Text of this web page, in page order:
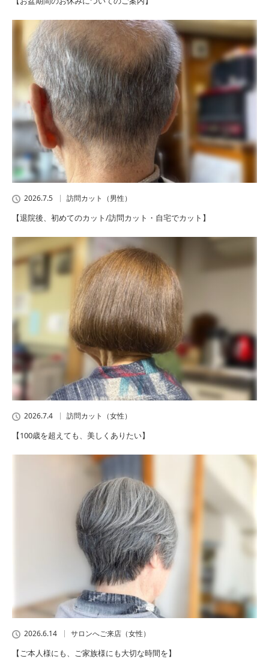
2026.7.5 訪問カット（男性）
【退院後、初めてのカット/訪問カット・自宅でカット】
2026.7.4 訪問カット（女性）
【100歳を超えても、美しくありたい】
2026.6.14 サロンへご来店（女性）
【ご本人様にも、ご家族様にも大切な時間を】